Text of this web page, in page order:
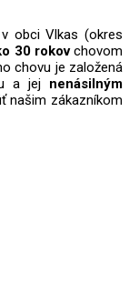
obci Vlkas (okres
30 rokovchovom
chovu je založená
a jej nenásilným
našim zákazníkom